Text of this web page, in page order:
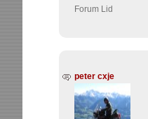
Forum Lid
peter cxje